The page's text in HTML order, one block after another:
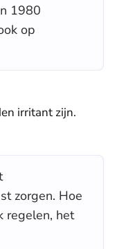
1980
op
irritant zijn.
zorgen. Hoe
regelen, het